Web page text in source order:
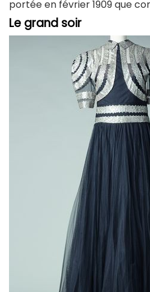
portée en février 1909 que
Le grand soir